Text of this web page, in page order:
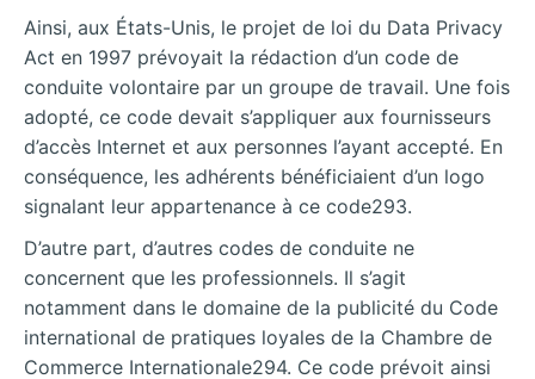
Ainsi, aux États-Unis, le projet de loi du Data Privacy
Act en 1997 prévoyait la rédaction d’un code de
conduite volontaire par un groupe de travail. Une fois
adopté, ce code devait s’appliquer aux fournisseurs
d’accès Internet et aux personnes l’ayant accepté. En
conséquence, les adhérents bénéficiaient d’un logo
signalant leur appartenance à ce code293.
D’autre part, d’autres codes de conduite ne
concernent que les professionnels. Il s’agit
notamment dans le domaine de la publicité du Code
international de pratiques loyales de la Chambre de
Commerce Internationale294. Ce code prévoit ainsi